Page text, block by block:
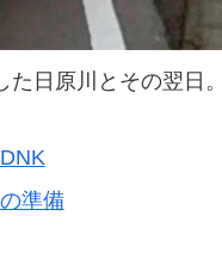
た日原川とその翌日
準備